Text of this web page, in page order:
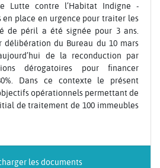
Lutte contre l’Habitat Indigne -
en place en urgence pour traiter les
de péril a été signée pour 3 ans.
délibération du Bureau du 10 mars
de la reconduction par
dérogatoires pour financer
Dans ce contexte le présent
opérationnels permettant de
de traitement de 100 immeubles
les documents